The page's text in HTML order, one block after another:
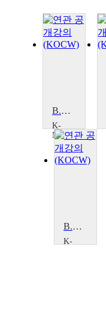
B.U.S.(body-user-safety) 지식브릿지
K-
MOOC
동
의
대
인,
권
해
B.U.S.(body-user-safety) 지식브릿지
K-